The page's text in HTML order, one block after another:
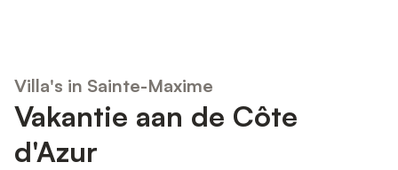
Villa's in Sainte-Maxime
Vakantie aan de Côte
d'Azur